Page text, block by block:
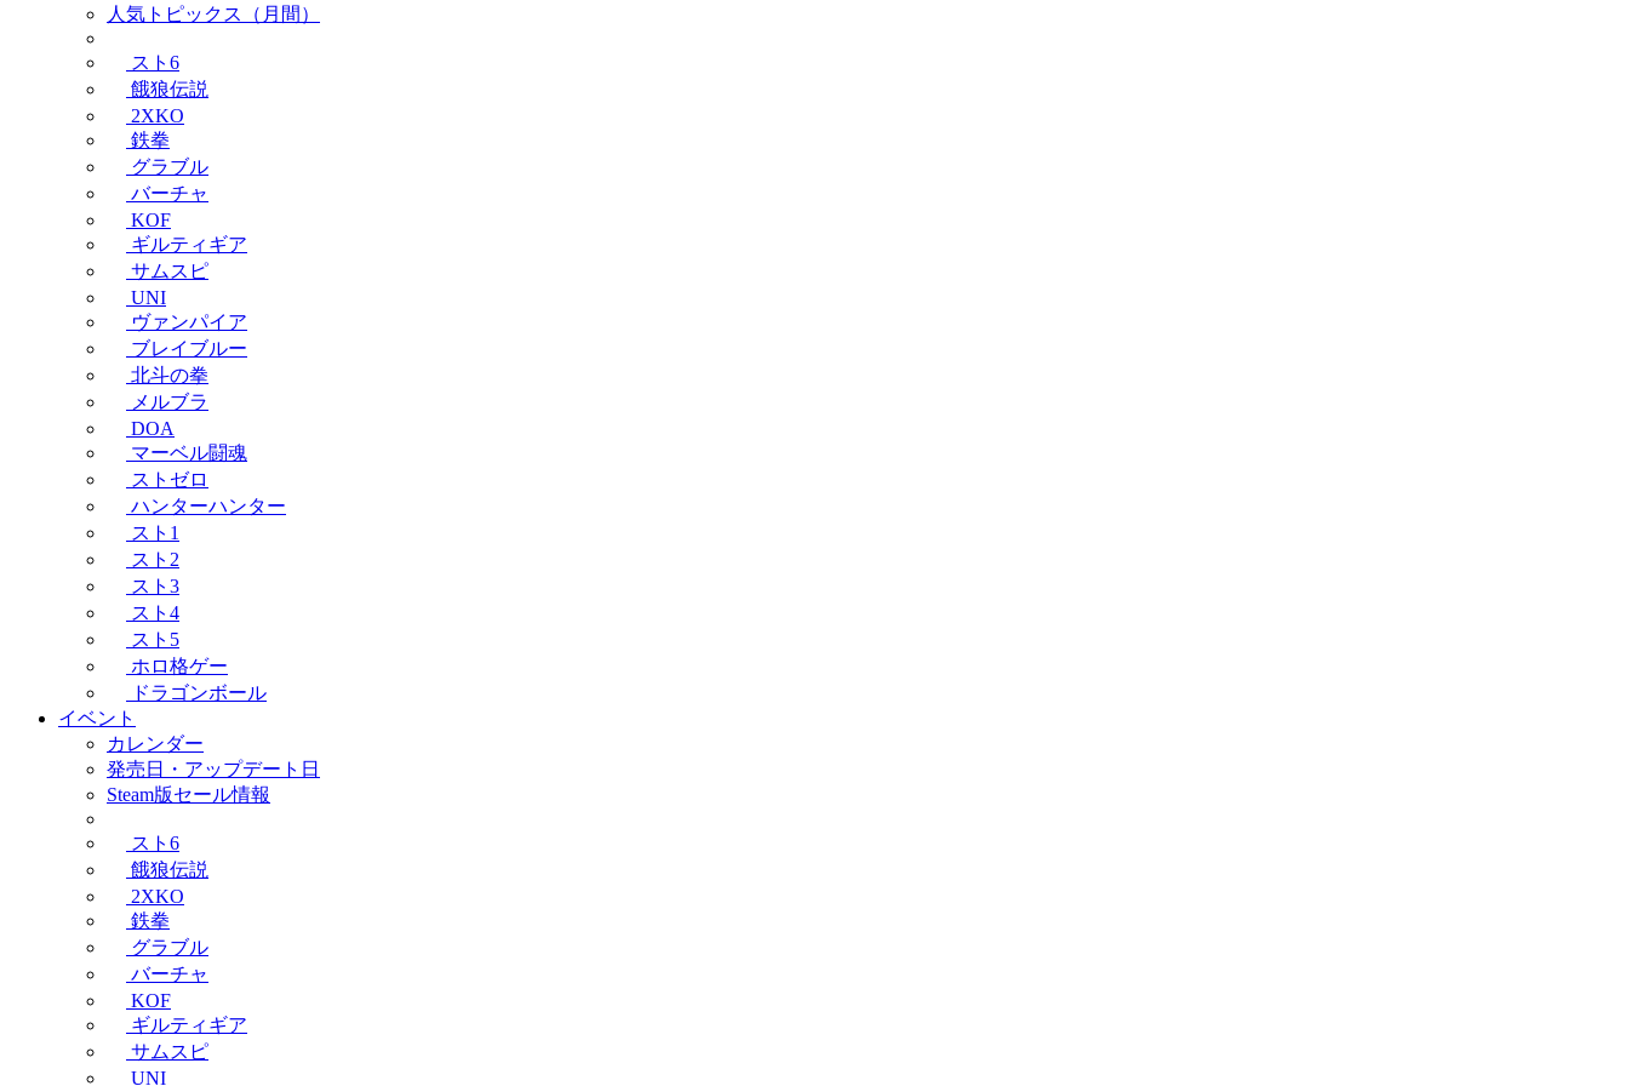
人気トピックス（月間）
スト6
餓狼伝説
2XKO
鉄拳
グラブル
バーチャ
KOF
ギルティギア
サムスピ
UNI
ヴァンパイア
ブレイブルー
北斗の拳
メルブラ
DOA
マーベル闘魂
ストゼロ
ハンターハンター
スト1
スト2
スト3
スト4
スト5
ホロ格ゲー
ドラゴンボール
イベント
カレンダー
発売日・アップデート日
Steam版セール情報
スト6
餓狼伝説
2XKO
鉄拳
グラブル
バーチャ
KOF
ギルティギア
サムスピ
UNI